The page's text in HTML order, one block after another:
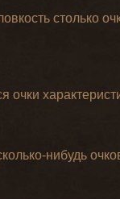
столько
нибудь